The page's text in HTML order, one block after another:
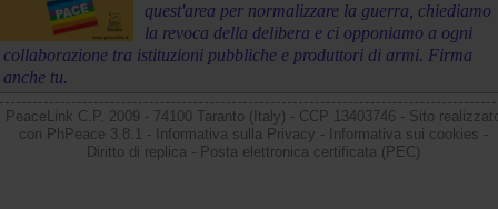
quest'area per normalizzare la guerra, chiediamo
la revoca della delibera e ci opponiamo a ogni
collaborazione tra istituzioni pubbliche e produttori di armi. Firma
anche tu.
PeaceLink C.P. 2009 - 74100 Taranto (Italy) - CCP 13403746 - Sito
con PhPeace 3.8.1 - Informativa sulla Privacy - Informativa sui cookies -
Diritto di replica- Posta elettronica certificata (PEC)